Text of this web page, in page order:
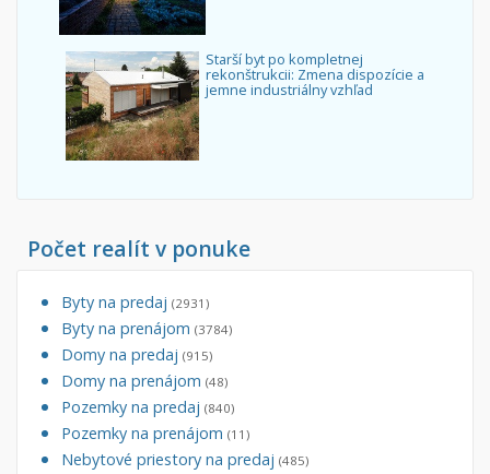
Starší byt po kompletnej
rekonštrukcii: Zmena dispozície a
jemne industriálny vzhľad
Počet realít v ponuke
Byty na predaj (2931)
Byty na prenájom (3784)
Domy na predaj (915)
Domy na prenájom (48)
Pozemky na predaj (840)
Pozemky na prenájom (11)
Nebytové priestory na predaj (485)